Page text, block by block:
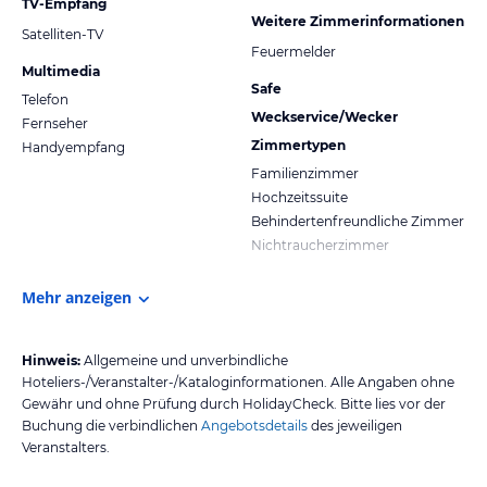
TV-Empfang
Satelliten-TV
Multimedia
Telefon
Fernseher
Handyempfang
Weitere Zimmerinformationen
Feuermelder
Safe
Weckservice/Wecker
Zimmertypen
Familienzimmer
Hochzeitssuite
Behindertenfreundliche Zimmer
Nichtraucherzimmer
Mehr anzeigen
Hinweis: Allgemeine und unverbindliche
Hoteliers-/Veranstalter-/Kataloginformationen. Alle Angaben ohne
Gewähr und ohne Prüfung durch HolidayCheck. Bitte lies vor der
Buchung die verbindlichen Angebotsdetails des jeweiligen
Veranstalters.